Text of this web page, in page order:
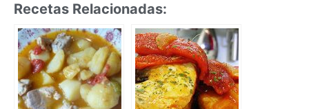
Recetas Relacionadas: